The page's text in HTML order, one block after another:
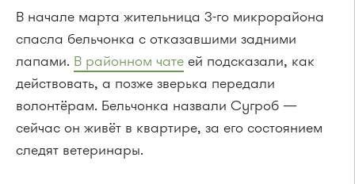
В начале марта жительница 3-го микрорайона
спасла бельчонка с отказавшими задними
лапами. В районном чате ей подсказали, как
действовать, а позже зверька передали
волонтёрам. Бельчонка назвали Сугроб —
сейчас он живёт в квартире, за его состоянием
следят ветеринары.